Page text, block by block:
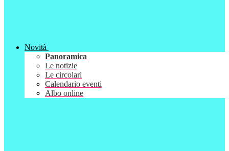
Novità
Panoramica
Le notizie
Le circolari
Calendario eventi
Albo online